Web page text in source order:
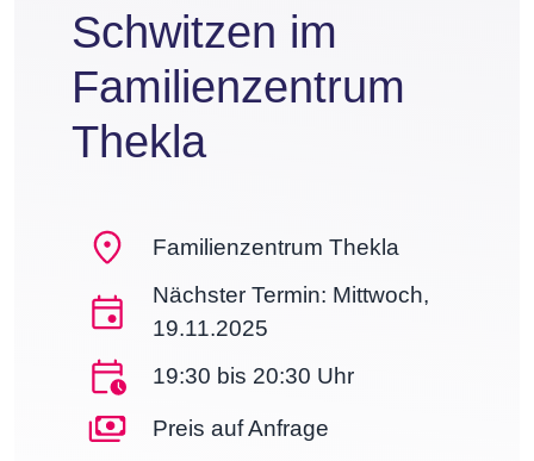
Schwitzen im
Familienzentrum
Thekla
Familienzentrum Thekla
Nächster Termin: Mittwoch,
19.11.2025
19:30 bis 20:30 Uhr
Preis auf Anfrage